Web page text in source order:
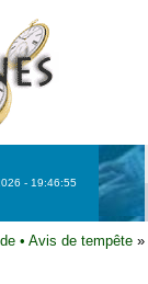
- 19:46:55
• Avis de tempête »